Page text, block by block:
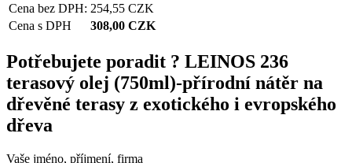
Cena bez DPH: 254,55 CZK
Cena s DPH
308,00 CZK
Potřebujete poradit ? LEINOS 236
terasový olej (750ml)-přírodní nátěr na
dřevěné terasy z exotického i evropského
dřeva
Vaše jméno, příjmení, firma